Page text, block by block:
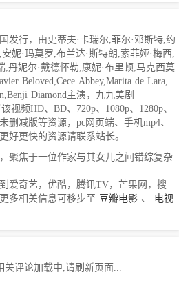
发行，由史蒂夫·卡瑞尔,菲尔·邓斯特,约
妮·玛莫罗,布兰达·斯特朗,索菲娅·梅西,
,丹妮尔·戴德怀勒,康妮·布里顿,马克西莫
主演，九九美剧
视频HD、BD、720p、1080p、1280p、
删减版等资源，pc网页端、手机mp4、
好更快的资源请联系站长。
聚焦于一位作家与其女儿之间错综复杂
爱奇艺，优酷，腾讯TV，芒果网，搜
多相关信息可移步至 豆瓣电影 、
电视
关评论加载中,请刷新页面...